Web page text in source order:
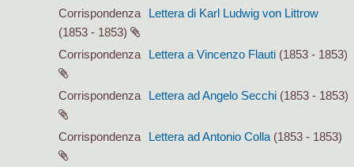
Corrispondenza
Lettera di Karl Ludwig von Littrow
(1853 - 1853)
Corrispondenza
Lettera a Vincenzo Flauti (1853 - 1853)
Corrispondenza Lettera ad Angelo Secchi (1853 - 1853)
Corrispondenza Lettera ad Antonio Colla (1853 - 1853)